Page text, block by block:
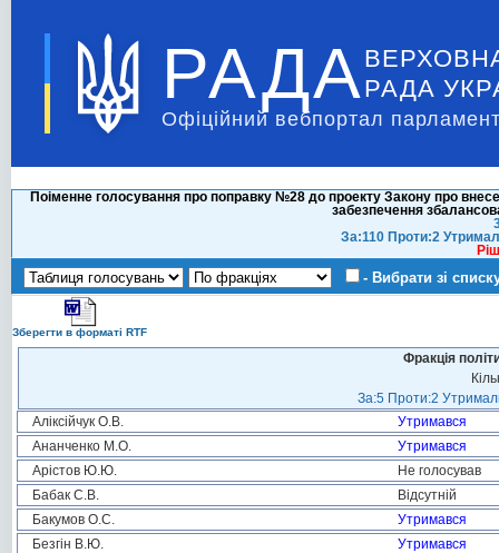
РАДА РАДА
Офіційний вебпортал
Поіменне голосування про поправку №28 до проекту Закону про
забезпечення
За:110 Проти:2
- Вибрати зі
Зберегти в форматі RTF
Фракція
За:5 Проти:2
Аліксійчук О.В.
Утримався
Ананченко М.О.
Утримався
Арістов Ю.Ю.
Не голосував
Бабак С.В.
Відсутній
Бакумов О.С.
Утримався
Безгін В.Ю.
Утримався